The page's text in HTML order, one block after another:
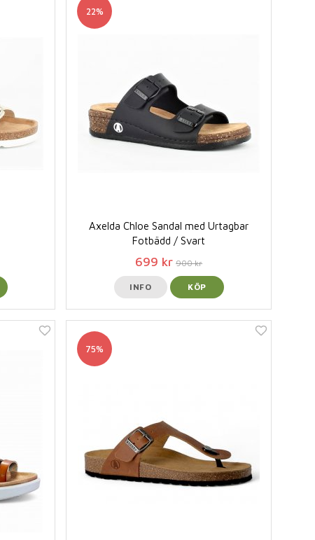
22%
Axelda Chloe Sandal med Urtagbar
Fotbädd / Svart
699 kr 900 kr
INFO KÖP
75%